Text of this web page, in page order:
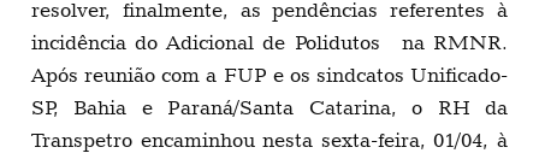
resolver, finalmente, as pendências referentes à
incidência do Adicional de Polidutos na RMNR.
Após reunião com a FUP e os sindcatos Unificado-
SP, Bahia e Paraná/Santa Catarina, o RH da
Transpetro encaminhou nesta sexta-feira, 01/04, à